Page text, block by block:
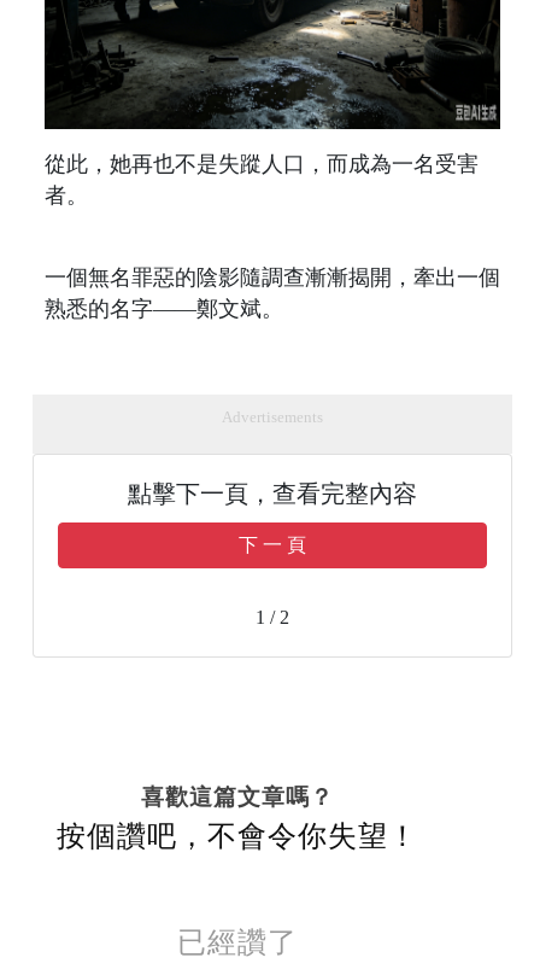
從此，她再也不是失蹤人口，而成為一名受害
者。
一個無名罪惡的陰影隨調查漸漸揭開，牽出一個
熟悉的名字——鄭文斌。
Advertisements
點擊下一頁，查看完整內容
下 一 頁
1 / 2
喜歡這篇文章嗎？
按個讚吧，不會令你失望！
已經讚了